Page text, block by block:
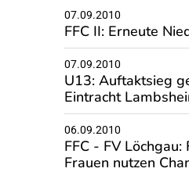
07.09.2010
FFC II: Erneute
07.09.2010
U13: Auftaktsieg
Eintracht
06.09.2010
FFC - FV Löchgau:
Frauen nutzen